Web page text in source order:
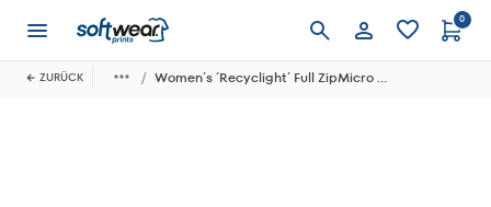
Anmelden
0
ZURÜCK Women´s ´Recyclight´ Full ZipMicro Fleece